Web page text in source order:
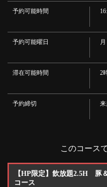
・グラスワイン（赤・白）、かち
・梅酒（ロック・水割り・ソーダ
・サワー
ピスサワー、シクァーサーサワー
イ、ウコンハイ
・カクテル
・カシス（ソーダ/オレンジ/ウー
ダ/オレンジ/ウーロン/グレープフル
ニック、モスコミュール、シャンデ
予約可能時間
予約可能曜日
滞在可能時間 2
予約締切 来
このコース
【HP限定】飲放題2.5H 豚
コース